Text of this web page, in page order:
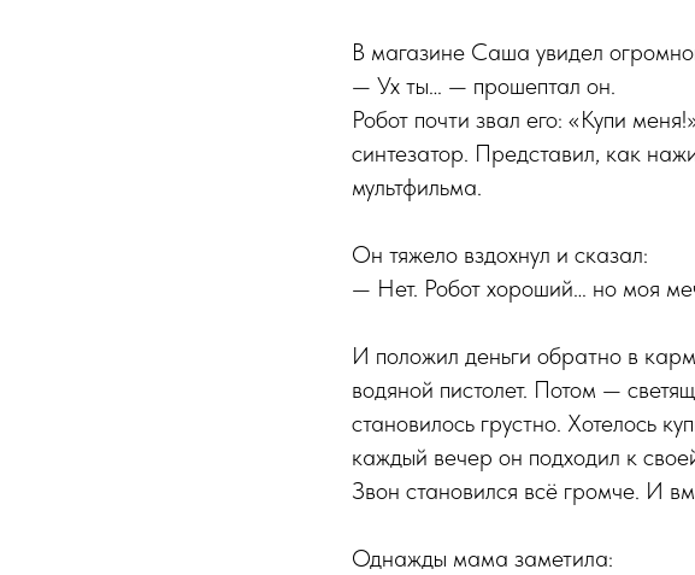
В магазине Саша увидел
— Ух ты… — прошептал он.
Робот почти звал его: «Купи
синтезатор. Представил, как
мультфильма.
Он тяжело вздохнул и сказал:
— Нет. Робот хороший… но моя
И положил деньги обратно в
водяной пистолет. Потом —
становилось грустно. Хотелось
каждый вечер он подходил к
Звон становился всё громче. И
Однажды мама заметила: